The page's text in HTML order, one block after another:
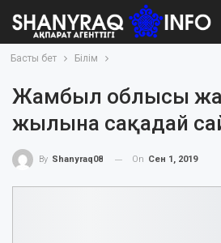
Басты бет Білім
Жамбыл облысы
жылына сақадай
By Shanyraq08 On Сен 1, 2019